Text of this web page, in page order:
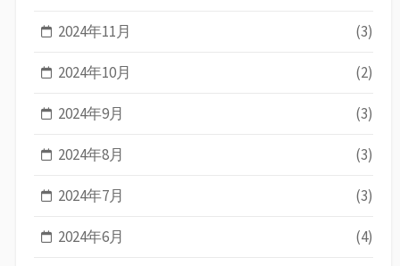
2024年11月 (3)
2024年10月 (2)
2024年9月 (3)
2024年8月 (3)
2024年7月 (3)
2024年6月 (4)